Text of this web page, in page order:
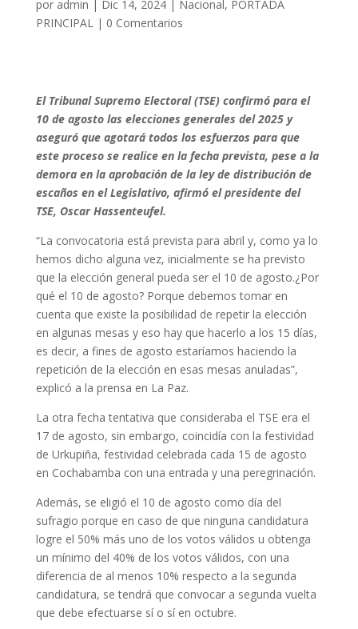
por admin | Dic 14, 2024| Nacional, PORTADA
PRINCIPAL| 0 Comentarios
El Tribunal Supremo Electoral (TSE) confirmó para el
10 de agosto las elecciones generales del 2025 y
aseguró que agotará todos los esfuerzos para que
este proceso se realice en la fecha prevista, pese a la
demora en la aprobación de la ley de distribución de
escaños en el Legislativo, afirmó el presidente del
TSE, Oscar Hassenteufel.
“La convocatoria está prevista para abril y, como ya lo
hemos dicho alguna vez, inicialmente se ha previsto
que la elección general pueda ser el 10 de agosto.¿Por
qué el 10 de agosto? Porque debemos tomar en
cuenta que existe la posibilidad de repetir la elección
en algunas mesas y eso hay que hacerlo a los 15 días,
es decir, a fines de agosto estaríamos haciendo la
repetición de la elección en esas mesas anuladas”,
explicó a la prensa en La Paz.
La otra fecha tentativa que consideraba el TSE era el
17 de agosto, sin embargo, coincidía con la festividad
de Urkupiña, festividad celebrada cada 15 de agosto
en Cochabamba con una entrada y una peregrinación.
Además, se eligió el 10 de agosto como día del
sufragio porque en caso de que ninguna candidatura
logre el 50% más uno de los votos válidos u obtenga
un mínimo del 40% de los votos válidos, con una
diferencia de al menos 10% respecto a la segunda
candidatura, se tendrá que convocar a segunda vuelta
que debe efectuarse sí o sí en octubre.